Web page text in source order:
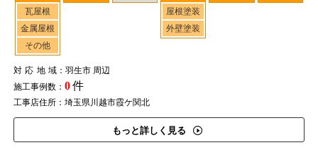
瓦屋根
金属屋根
その他
屋根塗装
外壁塗装
対応地域：羽生市 周辺
施工事例数： 0件
工事店住所：埼玉県川越市霞ケ関北
もっと詳しく見る